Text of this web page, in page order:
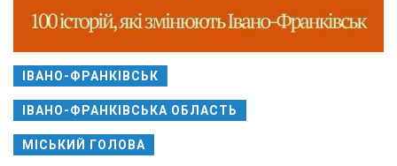
ІВАНО-ФРАНКІВСЬК
ІВАНО-ФРАНКІВСЬКА ОБЛАСТЬ
МІСЬКИЙ ГОЛОВА